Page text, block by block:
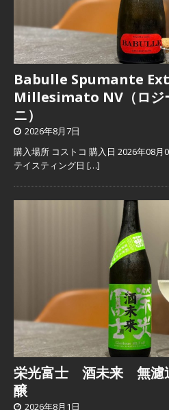
Babulle Spumante
Millesimato NV（ロ
ニ）
2026年8月7日
購入場所 コストコ 購入日 2026年08月
テイスティング日 […]
栄光富士 酒未来 無濾
醸
2026年8月1日